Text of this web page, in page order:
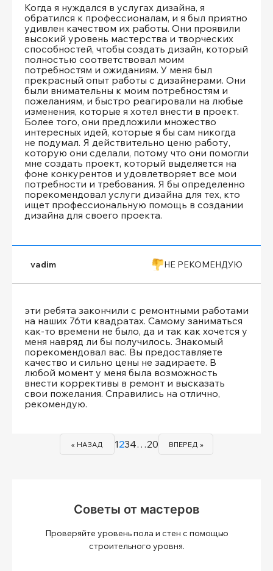
Когда я нуждался в услугах дизайна, я
обратился к профессионалам, и я был приятно
удивлен качеством их работы. Они проявили
высокий уровень мастерства и творческих
способностей, чтобы создать дизайн, который
полностью соответствовал моим
потребностям и ожиданиям. У меня был
прекрасный опыт работы с дизайнерами. Они
были внимательны к моим потребностям и
пожеланиям, и быстро реагировали на любые
изменения, которые я хотел внести в проект.
Более того, они предложили множество
интересных идей, которые я бы сам никогда
не подумал. Я действительно ценю работу,
которую они сделали, потому что они помогли
мне создать проект, который выделяется на
фоне конкурентов и удовлетворяет все мои
потребности и требования. Я бы определенно
порекомендовал услуги дизайна для тех, кто
ищет профессиональную помощь в создании
дизайна для своего проекта.
vadim НЕ РЕКОМЕНДУЮ
эти ребята закончили с ремонтными работами
на наших 76ти квадратах. Самому заниматься
как-то времени не было, да и так как хочется у
меня навряд ли бы получилось. Знакомый
порекомендовал вас. Вы предоставляете
качество и сильно цены не задираете. В
любой момент у меня была возможность
внести коррективы в ремонт и высказать
свои пожелания. Справились на отлично,
рекомендую.
« НАЗАД 1234…20 ВПЕРЕД »
Советы от мастеров
Проверяйте уровень пола и стен с помощью
строительного уровня.